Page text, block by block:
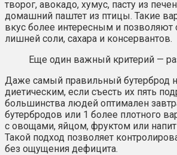
творог, авокадо, хумус, пасту из
домашний паштет из птицы. Такие
вкус более интересным и позволяют
лишней соли, сахара и консервантов.
Еще один важный критерий —
Даже самый правильный бутерброд
диетическим, если съесть их пять
большинства людей оптимален
бутербродов или 1 более плотного
с овощами, яйцом, фруктом или
Такой подход позволяет
без ощущения дефицита.